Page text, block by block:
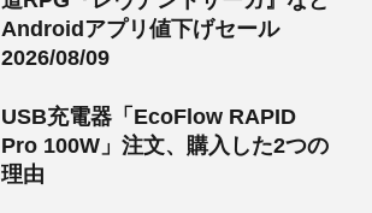
Androidアプリ値下げセール
2026/08/09
USB充電器「EcoFlow RAPID
Pro 100W」注文、購入した2つの
理由